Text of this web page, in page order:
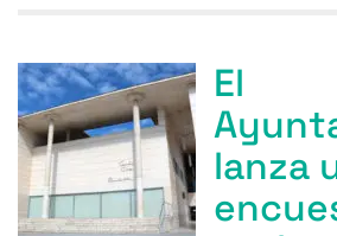
El
lanza